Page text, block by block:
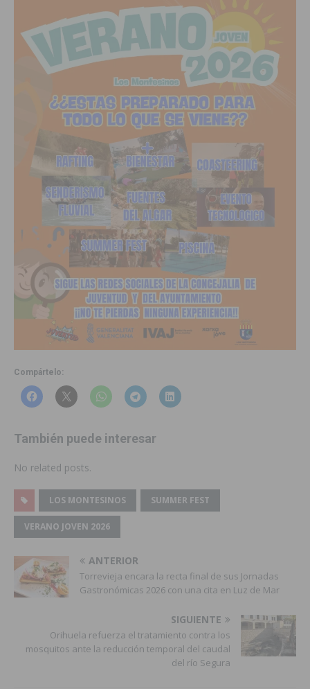
Compártelo:
También puede interesar
No related posts.
LOS MONTESINOS SUMMER FEST
VERANO JOVEN 2026
ANTERIOR
Torrevieja encara la recta final de sus Jornadas
Gastronómicas 2026 con una cita en Luz de Mar
SIGUIENTE
Orihuela refuerza el tratamiento contra los
mosquitos ante la reducción temporal del caudal
del río Segura